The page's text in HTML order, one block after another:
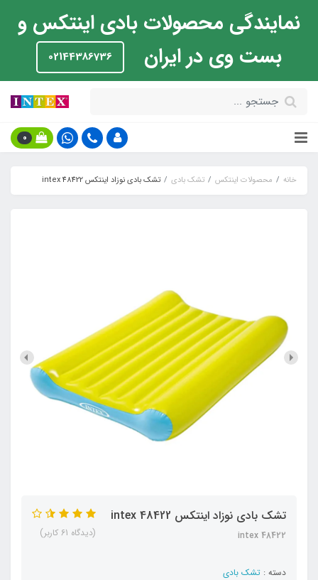
نمایندگی محصولات بادی اینتکس و
بست وی در ایران
02144386736
0
خانه محصولات اینتکس تشک بادی تشک بادی نوزاد اینتکس intex 48422
تشک بادی نوزاد اینتکس intex 48422
intex 48422
دسته : تشک بادی
(دیدگاه 61 کاربر)